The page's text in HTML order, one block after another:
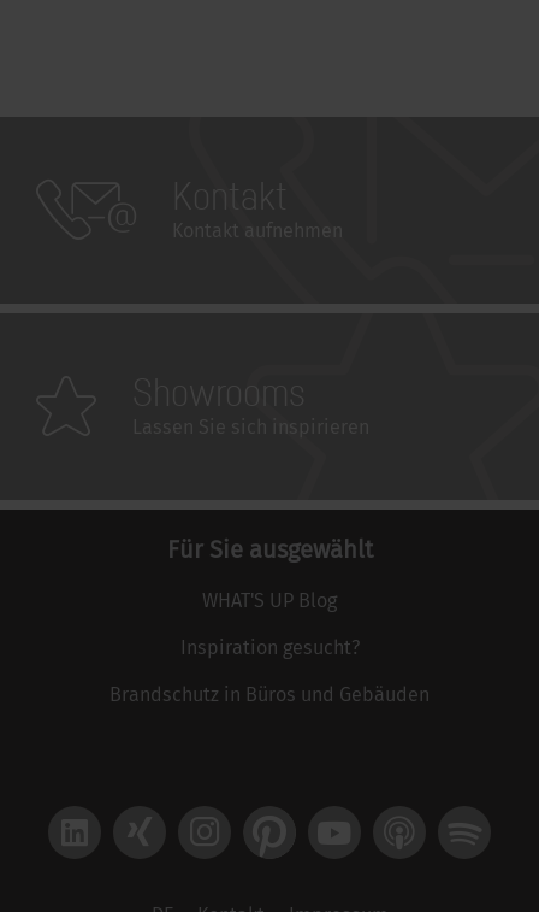
Für Sie ausgewählt
WHAT'S UP Blog
Inspiration gesucht?
Brandschutz in Büros und Gebäuden
Pinterest